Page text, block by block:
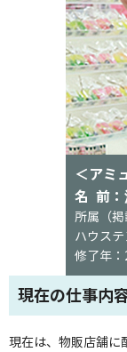
＜アミ
名 前：
所属（掲
ハウス
修了年
現在の仕事内
現在は、物販店舗に